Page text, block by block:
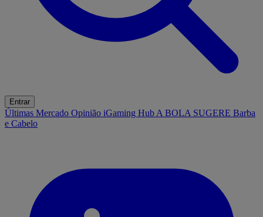
Entrar
Últimas Mercado Opinião iGaming Hub A BOLA SUGERE Barba
e Cabelo